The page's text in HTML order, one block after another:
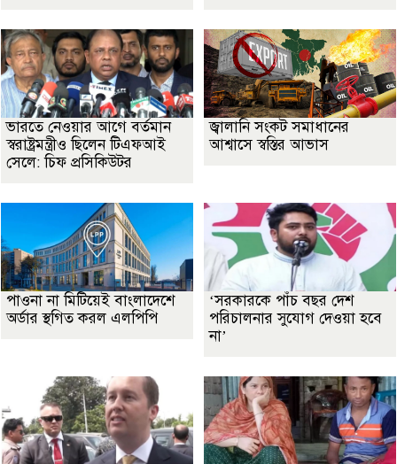
ভারতে নেওয়ার আগে বর্তমান
স্বরাষ্ট্রমন্ত্রীও ছিলেন টিএফআই
সেলে: চিফ প্রসিকিউটর
জ্বালানি সংকট সমাধানের
আশ্বাসে স্বস্তির আভাস
পাওনা না মিটিয়েই বাংলাদেশে
অর্ডার স্থগিত করল এলপিপি
‘সরকারকে পাঁচ বছর দেশ
পরিচালনার সুযোগ দেওয়া হবে
না’